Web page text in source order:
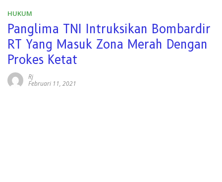
HUKUM
Panglima TNI Intruksikan Bombardir
RT Yang Masuk Zona Merah Dengan
Prokes Ketat
Rj
Februari 11, 2021